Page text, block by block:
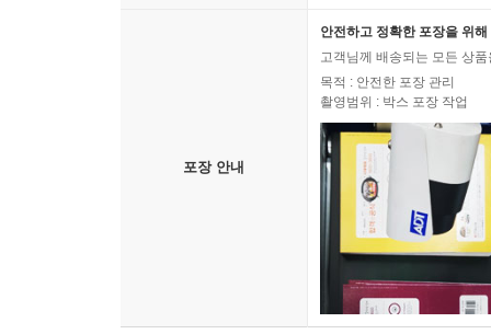
포장 안내
안전하고 정확한 포장을 위
고객님께 배송되는 모든 상
목적 : 안전한 포장 관리
촬영범위 : 박스 포장 작업